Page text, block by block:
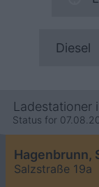
Diesel
Ladestationer
Status for
Hagenbrunn,
Salzstraße 19a